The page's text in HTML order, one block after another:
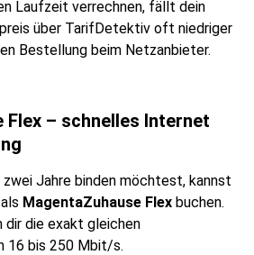
Laufzeit verrechnen, fällt dein
über TarifDetektiv oft niedriger
Bestellung beim Netzanbieter.
Flex – schnelles Internet
Jahre binden möchtest, kannst
MagentaZuhause Flex buchen.
dir die exakt gleichen
16 bis 250 Mbit/s.